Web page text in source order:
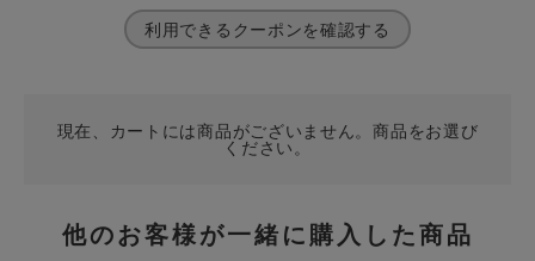
ファッション雑貨
ギフト
利用できるクーポンを確認する
現在、カートには商品がございません。商品をお選び
ください。
他のお客様が一緒に購入した商品